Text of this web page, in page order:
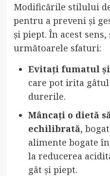
Modificările stilului
pentru a preveni și
și piept. În acest
următoarele sfaturi:
Evitați fumatul
care pot irita
durerile.
Mâncați o dietă
echilibrată,
alimente bogate
la reducerea
gât și piept.